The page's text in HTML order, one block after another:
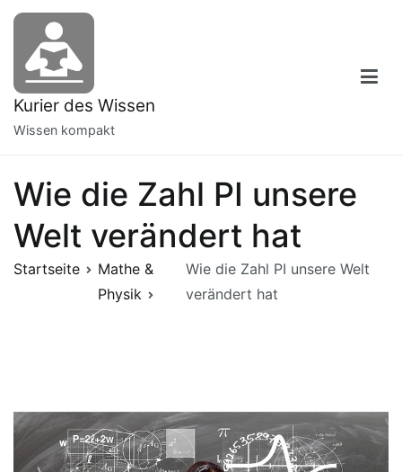
Zum
springen
Kurier des Wissen
Wissen kompakt
Wie die Zahl PI unsere
Welt verändert hat
Startseite
Mathe &
Physik
Wie die Zahl PI unsere Welt
verändert hat